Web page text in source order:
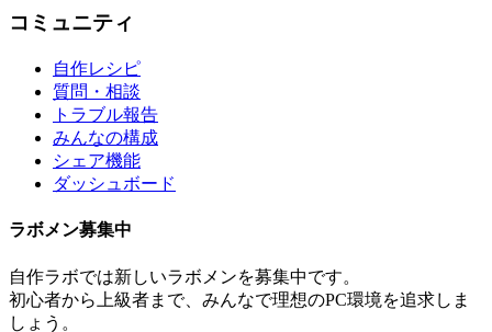
コミュニティ
自作レシピ
質問・相談
トラブル報告
みんなの構成
シェア機能
ダッシュボード
ラボメン募集中
自作ラボでは新しいラボメンを募集中です。
初心者から上級者まで、みんなで理想のPC環境を追求しま
しょう。